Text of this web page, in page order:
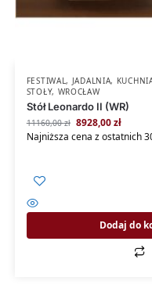
FESTIWAL, JADALNIA,
STOŁY, WROCŁAW
Stół Leonardo II (WR)
11160,00zł 8928,00zł
Najniższa cena z ostatnich
Dodaj do